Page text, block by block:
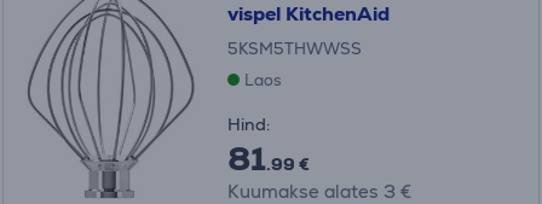
vispel KitchenAid
5KSM5THWWSS
Laos
Hind:
81.99 €
Kuumakse alates 3 €